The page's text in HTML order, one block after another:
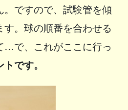
ですので、試験管を傾
。球の順番を合わせる
…で、これがここに行っ
です。